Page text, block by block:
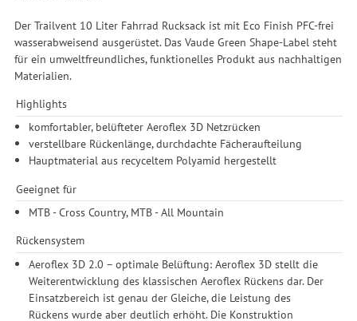
Der Trailvent 10 Liter Fahrrad Rucksack ist mit Eco Finish PFC-frei
wasserabweisend ausgerüstet. Das Vaude Green Shape-Label steht
für ein umweltfreundliches, funktionelles Produkt aus nachhaltigen
Materialien.
Highlights
komfortabler, belüfteter Aeroflex 3D Netzrücken
verstellbare Rückenlänge, durchdachte Fächeraufteilung
Hauptmaterial aus recyceltem Polyamid hergestellt
Geeignet für
MTB - Cross Country, MTB - All Mountain
Rückensystem
Aeroflex 3D 2.0 – optimale Belüftung: Aeroflex 3D stellt die
Weiterentwicklung des klassischen Aeroflex Rückens dar. Der
Einsatzbereich ist genau der Gleiche, die Leistung des
Rückens wurde aber deutlich erhöht. Die Konstruktion